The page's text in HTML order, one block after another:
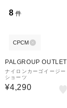
8 件
CPCM
PALGROUP OUTLET
ナイロンカーゴイージー
ショーツ
¥4,290